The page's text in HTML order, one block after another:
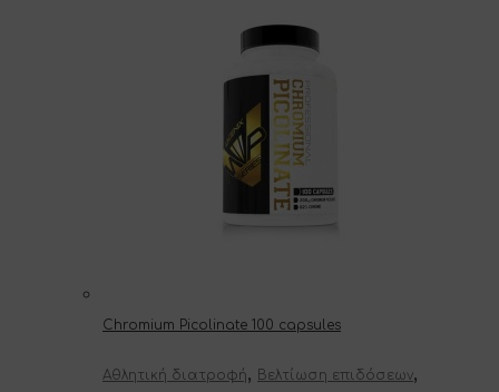
Chromium Picolinate 100 capsules
Αθλητική διατροφή, Βελτίωση επιδόσεων,